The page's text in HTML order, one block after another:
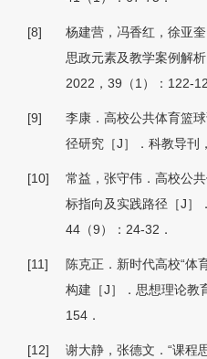
[8]
杨建营，冯香红，徐亚
思政元素及教学案例解
2022，39（1）：122-
[9]
李康．高校公共体育篮
径研究［J］．科教导刊
[10]
常益，张守伟．高校公
标指向及实践路径［J］
44（9）：24-32．
[11]
陈克正．新时代高校“体
构建［J］．思想理论教
154．
[12]
谢大静，张德文．“课程